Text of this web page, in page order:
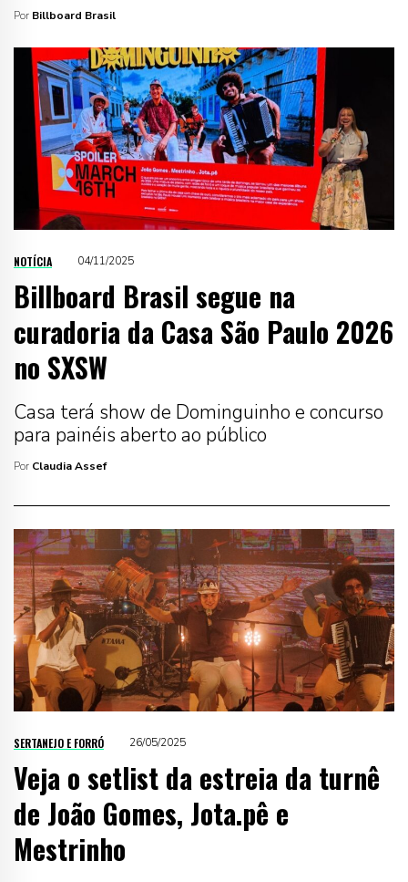
Por Billboard Brasil
NOTÍCIA 04/11/2025
Billboard Brasil segue na
curadoria da Casa São Paulo 2026
no SXSW
Casa terá show de Dominguinho e concurso
para painéis aberto ao público
Por Claudia Assef
SERTANEJO E FORRÓ 26/05/2025
Veja o setlist da estreia da turnê
de João Gomes, Jota.pê e
Mestrinho